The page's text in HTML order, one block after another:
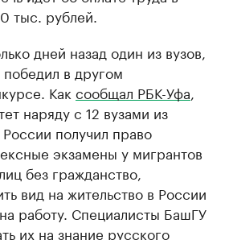
тыс. рублей.
дней назад один из вузов,
в другом
Как сообщал РБК-Уфа,
наряду с 12 вузами из
получил право
экзамены у мигрантов
без гражданство,
вид на жительство в России
работу. Специалисты БашГУ
их на знание русского